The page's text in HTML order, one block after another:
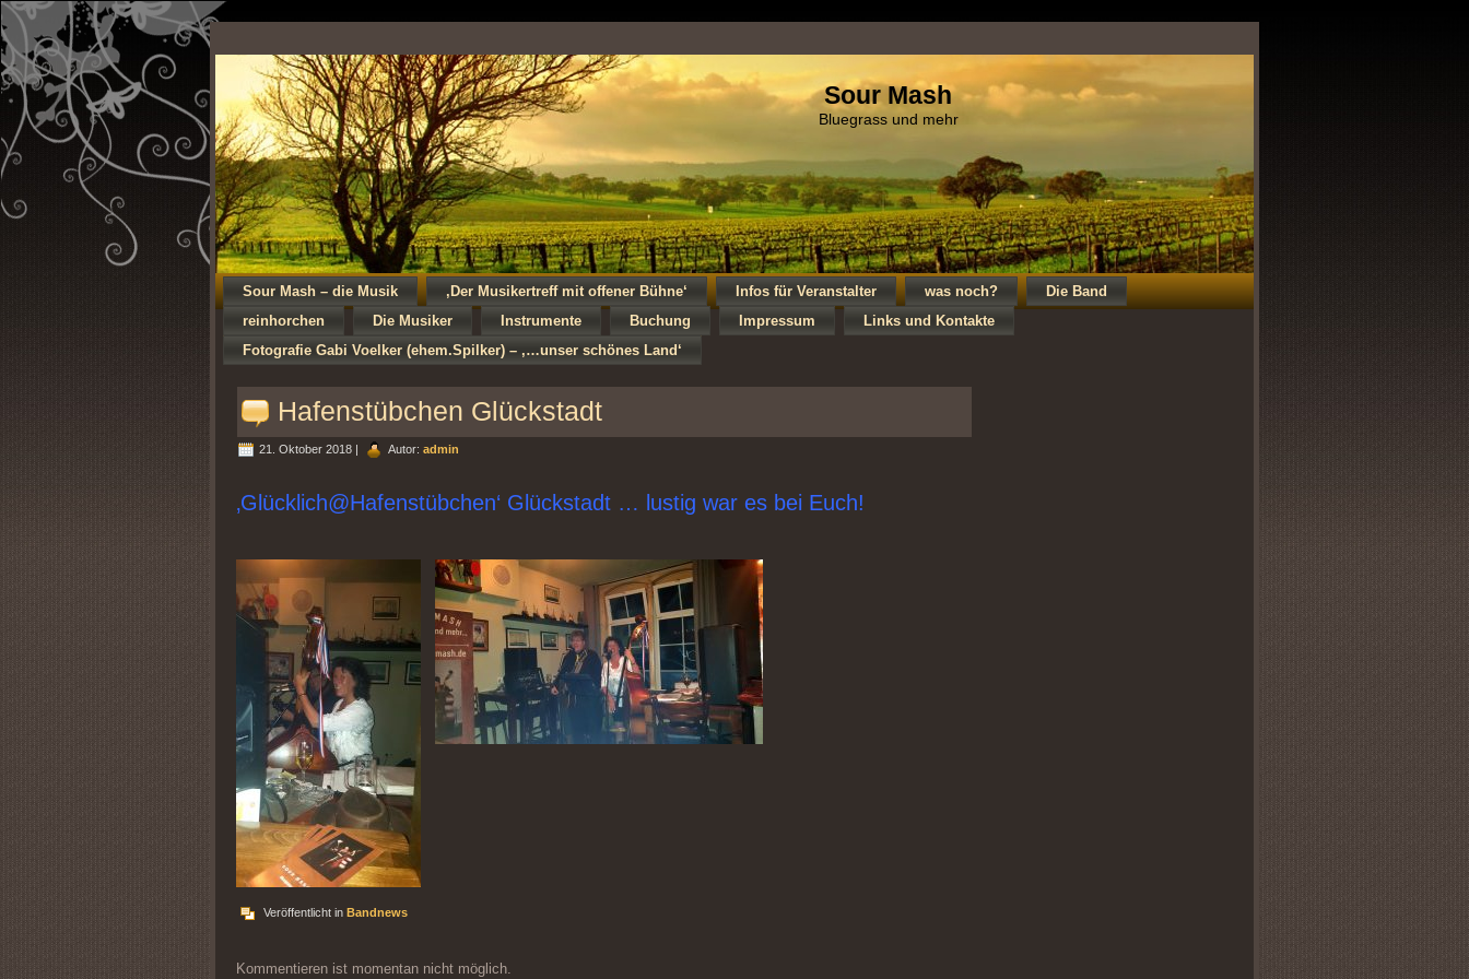
Sour Mash
Bluegrass und mehr
Sour Mash – die Musik ‚Der Musikertreff mit offener Bühne‘ Infos für Veranstalter was noch?
Die Band
reinhorchen
Die Musiker Instrumente Buchung Impressum
Links und Kontakte
Fotografie Gabi Voelker (ehem.Spilker) – ‚…unser schönes Land‘
Hafenstübchen Glückstadt
21. Oktober 2018 | Autor: admin
‚Glücklich@Hafenstübchen‘ Glückstadt … lustig war es bei Euch!
Veröffentlicht in Bandnews
Kommentieren ist momentan nicht möglich.